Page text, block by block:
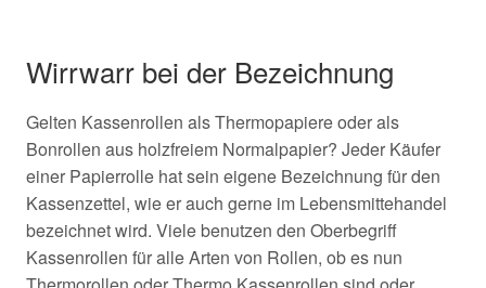
Wirrwarr bei der Bezeichnung
Gelten Kassenrollen als Thermopapiere oder als
Bonrollen aus holzfreiem Normalpapier? Jeder Käufer
einer Papierrolle hat sein eigene Bezeichnung für den
Kassenzettel, wie er auch gerne im Lebensmittehandel
bezeichnet wird. Viele benutzen den Oberbegriff
Kassenrollen für alle Arten von Rollen, ob es nun